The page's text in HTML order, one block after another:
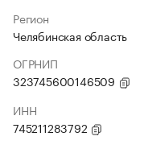
Регион
Челябинская область
ОГРНИП
323745600146509
ИНН
745211283792